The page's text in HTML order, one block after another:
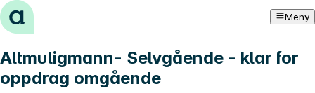
Hopp til innhold Meny
Altmuligmann- Selvgående - klar for
oppdrag omgående